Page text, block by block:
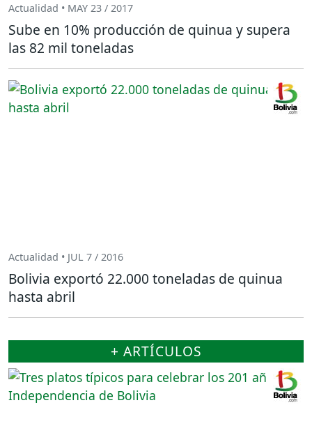
Actualidad • MAY 23 / 2017
Sube en 10% producción de quinua y supera
las 82 mil toneladas
Actualidad • JUL 7 / 2016
Bolivia exportó 22.000 toneladas de quinua
hasta abril
+ ARTÍCULOS